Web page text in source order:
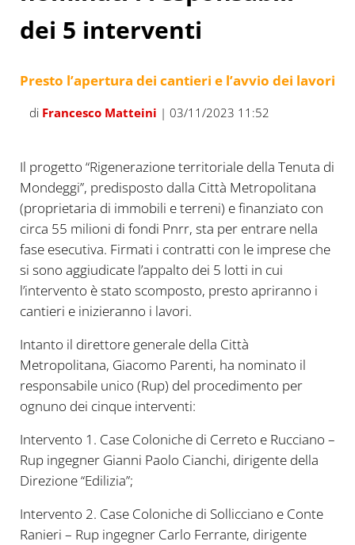
dei 5 interventi
Presto l’apertura dei cantieri e l’avvio dei lavori
di Francesco Matteini | 03/11/2023 11:52
Il progetto “Rigenerazione territoriale della Tenuta di
Mondeggi”, predisposto dalla Città Metropolitana
(proprietaria di immobili e terreni) e finanziato con
circa 55 milioni di fondi Pnrr, sta per entrare nella
fase esecutiva. Firmati i contratti con le imprese che
si sono aggiudicate l’appalto dei 5 lotti in cui
l’intervento è stato scomposto, presto apriranno i
cantieri e inizieranno i lavori.
Intanto il direttore generale della Città
Metropolitana, Giacomo Parenti, ha nominato il
responsabile unico (Rup) del procedimento per
ognuno dei cinque interventi:
Intervento 1. Case Coloniche di Cerreto e Rucciano –
Rup ingegner Gianni Paolo Cianchi, dirigente della
Direzione “Edilizia”;
Intervento 2. Case Coloniche di Sollicciano e Conte
Ranieri – Rup ingegner Carlo Ferrante, dirigente